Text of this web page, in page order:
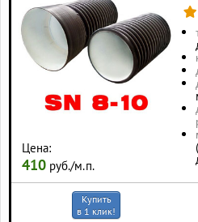
Цена:
410 руб./м.п.
Купить
в 1 клик!